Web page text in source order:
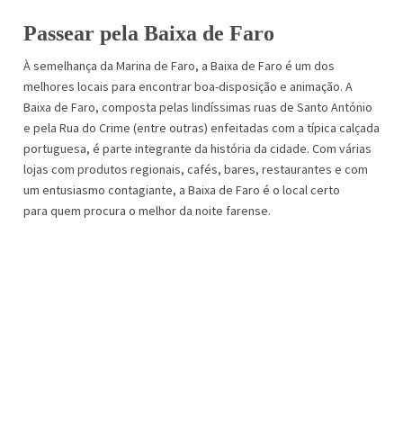
Passear pela Baixa de Faro
À semelhança da Marina de Faro, a Baixa de Faro é um dos
melhores locais para encontrar boa-disposição e animação. A
Baixa de Faro, composta pelas lindíssimas ruas de Santo António
e pela Rua do Crime (entre outras) enfeitadas com a típica calçada
portuguesa, é parte integrante da história da cidade. Com várias
lojas com produtos regionais, cafés, bares, restaurantes e com
um entusiasmo contagiante, a Baixa de Faro é o local certo
para quem procura o melhor da noite farense.